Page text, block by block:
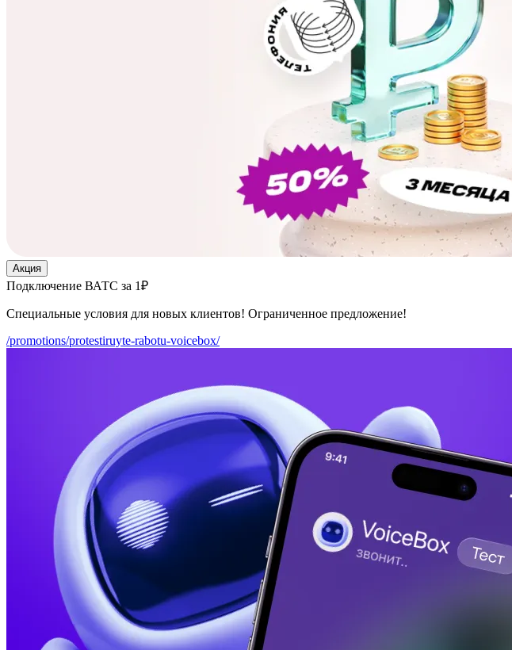
Акция
Подключение ВАТС за 1₽
Специальные условия для новых клиентов! Ограниченное предложение!
/promotions/protestiruyte-rabotu-voicebox/